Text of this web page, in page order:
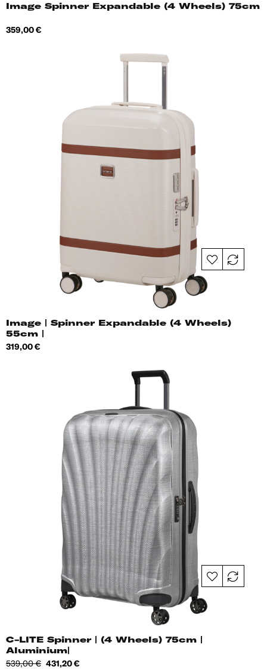
Image Spinner Expandable (4 Wheels) 75cm
Hind
359,00 €
Image | Spinner Expandable (4 Wheels)
55cm |
Hind
319,00 €
C-LITE Spinner | (4 Wheels) 75cm |
Aluminium|
Tavahind
539,00 € Hind
431,20 €